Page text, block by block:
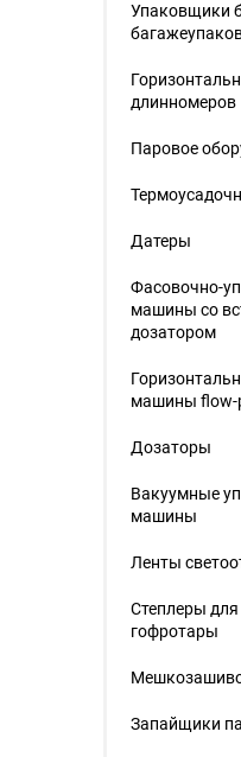
Упаковщики
длинномеров
Паровое
Датеры
Фасовочно-
машины со
дозатором
машины flow-
Дозаторы
Вакуумные
машины
Ленты
Степлеры
гофротары
Запайщики